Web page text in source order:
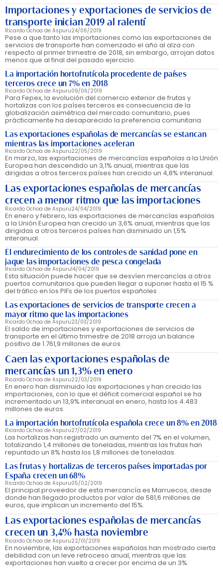
Importaciones y exportaciones de servicios de
transporte inician 2019 al ralentí
Ricardo Ochoa de Aspuru24/06/2019
Pese a que tanto las importaciones como las exportaciones de
servicios de transporte han comenzado el año al alza con
respecto al primer trimestre de 2018, sin embargo, arrojan datos
menos que al final del pasado ejercicio.
La importación hortofrutícola procedente de países
terceros crece un 7% en 2018
Ricardo Ochoa de Aspuru09/06/2019
Para Fepex, la evolución del comercio exterior de frutas y
hortalizas con los países terceros es consecuencia de la
globalización asimétrica del mercado comunitario, pues
prácticamente ha desaparecido la preferencia comunitaria.
Las exportaciones españolas de mercancías se estancan
mientras las importaciones aceleran
Ricardo Ochoa de Aspuru22/05/2019
En marzo, las exportaciones de mercancías españolas a la Unión
Europea han descendido un 3,1% anual, mientras que las
dirigidas a otros terceros países han crecido un 4,8% interanual.
Las exportaciones españolas de mercancías
crecen a menor ritmo que las importaciones
Ricardo Ochoa de Aspuru24/04/2019
En enero y febrero, las exportaciones de mercancías españolas
a la Unión Europea han crecido un 3,6% anual, mientras que las
dirigidas a otros terceros países han disminuido un 1,5%
interanual.
El endurecimiento de los controles de sanidad pone en
jaque las importaciones de pesca congelada
Ricardo Ochoa de Aspuru14/04/2019
Esta situación puede hacer que se desvíen mercancías a otros
puertos comunitarios que pueden llegar a suponer hasta el 15 %
del tráfico en los PIFs de los puertos españoles .
Las exportaciones de servicios de transporte crecen a
mayor ritmo que las importaciones
Ricardo Ochoa de Aspuru23/03/2019
El saldo de importaciones y exportaciones de servicios de
transporte en el último trimestre de 2018 arroja un balance
positivo de 1.761,9 millones de euros.
Caen las exportaciones españolas de
mercancías un 1,3% en enero
Ricardo Ochoa de Aspuru22/03/2019
En enero han disminuido las exportaciones y han crecido las
importaciones, con lo que el déficit comercial español se ha
incrementado un 13,9% interanual en enero, hasta los 4.483
millones de euros.
La importación hortofrutícola española crece un 8% en 2018
Ricardo Ochoa de Aspuru27/02/2019
Las hortalizas han registrado un aumento del 7% en el volumen,
totalizando 1,4 millones de toneladas, mientras las frutas han
repuntado un 8% hasta los 1,8 millones de toneladas.
Las frutas y hortalizas de terceros países importadas por
España crecen un 68%
Ricardo Ochoa de Aspuru05/02/2019
El principal proveedor de esta mercancía es Marruecos, desde
donde han llegado productos por valor de 581,6 millones de
euros, que implican un incremento del 15%.
Las exportaciones españolas de mercancías
crecen un 3,4% hasta noviembre
Ricardo Ochoa de Aspuru22/01/2019
En noviembre, las exportaciones españolas han mostrado cierta
debilidad con un leve retroceso anual, mientras que las
exportaciones han vuelto a crecer por encima de un 3%.